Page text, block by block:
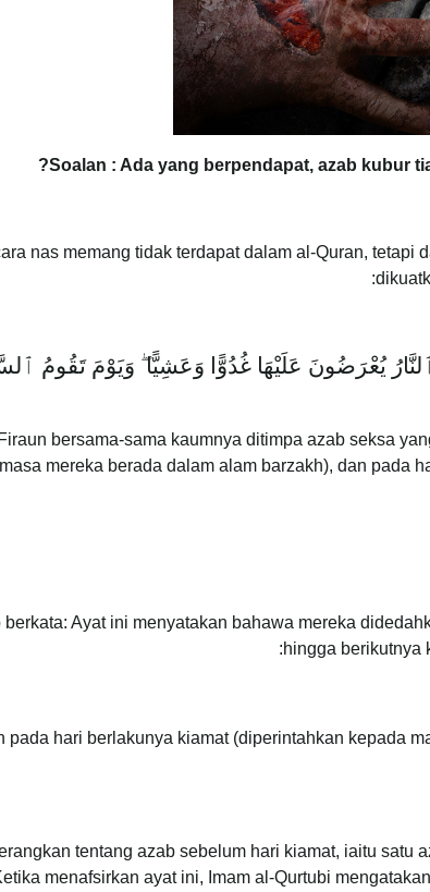
Soalan : Ada yang berpendapat, azab kubur
nas memang tidak terdapat dalam al-Quran,
وَيَوْمَ تَقُومُ
bersama-sama kaumnya ditimpa azab seksa
mereka berada dalam alam barzakh), dan pada
berkata: Ayat ini menyatakan bahawa mereka
hingga berikutnya
pada hari berlakunya kiamat (diperintahkan kepada
tentang azab sebelum hari kiamat, iaitu
menafsirkan ayat ini, Imam al-Qurtubi